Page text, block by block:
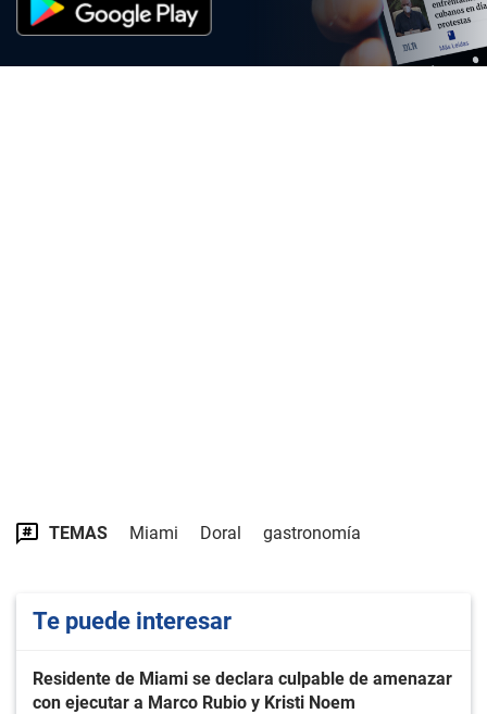
TEMAS Miami Doral gastronomía
Te puede interesar
Residente de Miami se declara culpable de amenazar
con ejecutar a Marco Rubio y Kristi Noem